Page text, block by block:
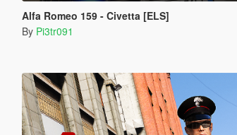
Alfa Romeo 159 - Civetta [ELS]
By Pi3tr091